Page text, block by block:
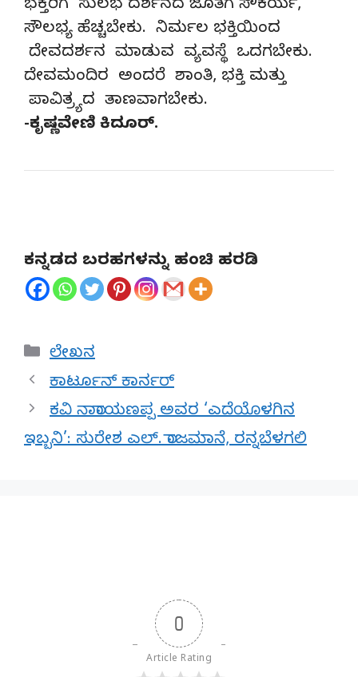
ಭಕ್ತರಿಗೆ ಸುಲಭ ದರ್ಶನದ ಜೊತೆಗೆ ಸೌಕರ್ಯ,
ಸೌಲಭ್ಯ ಹೆಚ್ಚಬೇಕು. ನಿರ್ಮಲ ಭಕ್ತಿಯಿಂದ
ದೇವದರ್ಶನ ಮಾಡುವ ವ್ಯವಸ್ಥೆ ಒದಗಬೇಕು.
ದೇವಮಂದಿರ ಅಂದರೆ ಶಾಂತಿ, ಭಕ್ತಿ ಮತ್ತು
ಪಾವಿತ್ರ್ಯದ ತಾಣವಾಗಬೇಕು.
-ಕೃಷ್ಣವೇಣಿ ಕಿದೂರ್.
ಕನ್ನಡದ ಬರಹಗಳನ್ನು ಹಂಚಿ ಹರಡಿ
Categories
ಲೇಖನ
ಕಾರ್ಟೂನ್ ಕಾರ್ನರ್
ಕವಿ ನಾರಾಯಣಪ್ಪ ಅವರ ‘ಎದೆಯೊಳಗಿನ
ಇಬ್ಬನಿ’: ಸುರೇಶ ಎಲ್. ರಾಜಮಾನೆ, ರನ್ನಬೆಳಗಲಿ
0
Article Rating